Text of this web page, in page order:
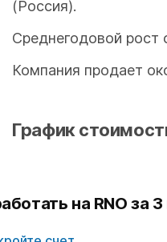
(Россия).
Среднегодовой рост
Компания продает
График
на RNO за